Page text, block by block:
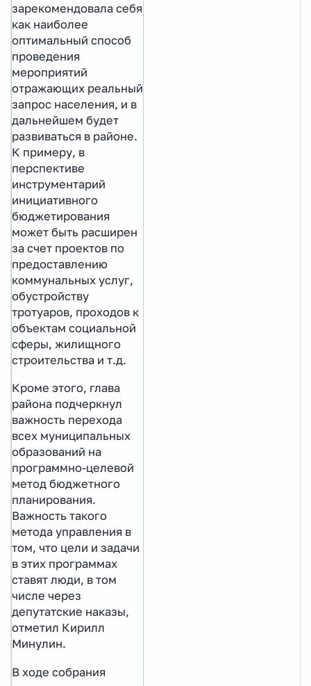
зарекомендовала себя
как наиболее
оптимальный способ
проведения
мероприятий
отражающих реальный
запрос населения, и в
дальнейшем будет
развиваться в районе.
К примеру, в
перспективе
инструментарий
инициативного
бюджетирования
может быть расширен
за счет проектов по
предоставлению
коммунальных услуг,
обустройству
тротуаров, проходов к
объектам социальной
сферы, жилищного
строительства и т.д.
Кроме этого, глава
района подчеркнул
важность перехода
всех муниципальных
образований на
программно-целевой
метод бюджетного
планирования.
Важность такого
метода управления в
том, что цели и задачи
в этих программах
ставят люди, в том
числе через
депутатские наказы,
отметил Кирилл
Минулин.
В ходе собрания